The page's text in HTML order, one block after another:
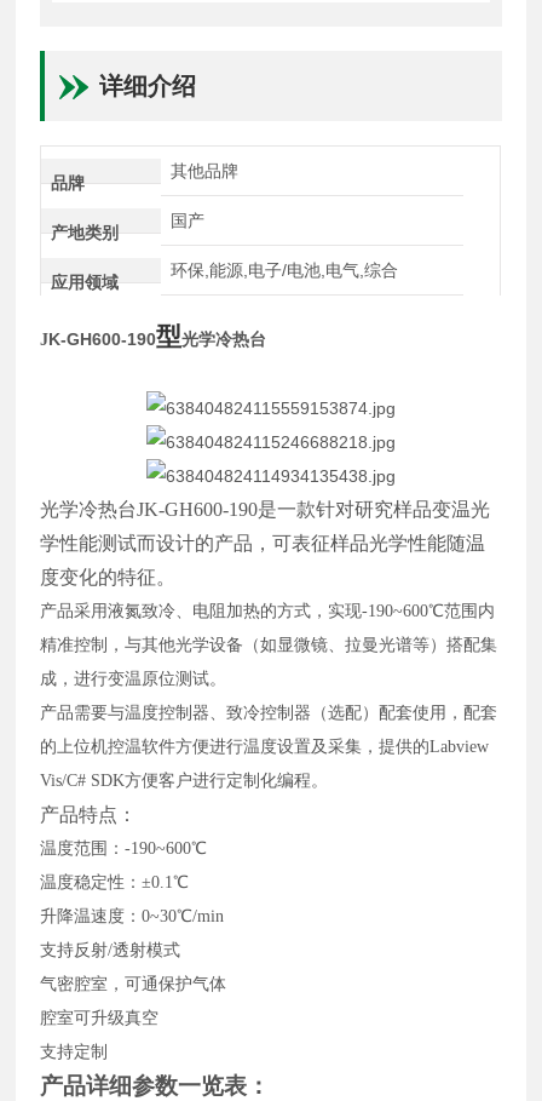
详细介绍
品牌
其他品牌
产地类别
国产
应用领域
环保,能源,电子/电池,电气,综合
JK-GH600-190型光学冷热台
光学冷热台JK-GH600-190是一款针对研究样品变温光
学性能测试而设计的产品，可表征样品光学性能随温
度变化的特征。
产品采用液氮致冷、电阻加热的方式，实现-190~600℃范围内
精准控制，与其他光学设备（如显微镜、拉曼光谱等）搭配集
成，进行变温原位测试。
产品需要与温度控制器、致冷控制器（选配）配套使用，配套
的上位机控温软件方便进行温度设置及采集，提供的Labview
Vis/C# SDK方便客户进行定制化编程。
产品特点：
温度范围：-190~600℃
温度稳定性：±0.1℃
升降温速度：0~30℃/min
支持反射/透射模式
气密腔室，可通保护气体
腔室可升级真空
支持定制
产品详细参数一览表：